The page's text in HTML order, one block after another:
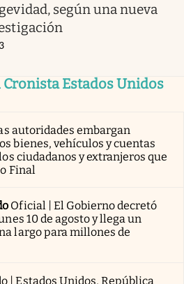
según una nueva
Cronista Estados Unidos
autoridades embargan
bienes, vehículos y cuentas
ciudadanos y extranjeros que
Final
Oficial | El Gobierno decretó
10 de agosto y llega un
largo para millones de
| Estados Unidos, República